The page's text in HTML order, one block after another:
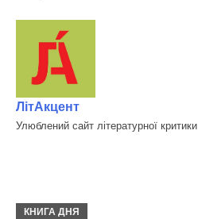
ЛітАкцент
Улюблений сайт літературної критики
КНИГА ДНЯ